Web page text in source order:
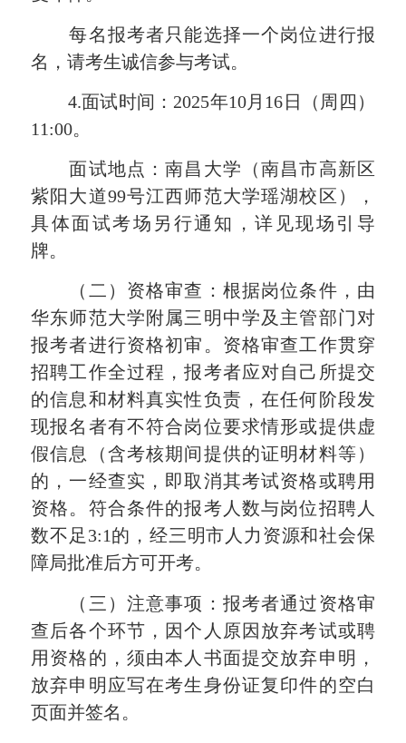
每名报考者只能选择一个岗位进行报
名，请考生诚信参与考试。
4.面试时间：2025年10月16日（周四）
11:00。
面试地点：南昌大学（南昌市高新区
紫阳大道99号江西师范大学瑶湖校区），
具体面试考场另行通知，详见现场引导
牌。
（二）资格审查：根据岗位条件，由
华东师范大学附属三明中学及主管部门对
报考者进行资格初审。资格审查工作贯穿
招聘工作全过程，报考者应对自己所提交
的信息和材料真实性负责，在任何阶段发
现报名者有不符合岗位要求情形或提供虚
假信息（含考核期间提供的证明材料等）
的，一经查实，即取消其考试资格或聘用
资格。符合条件的报考人数与岗位招聘人
数不足3:1的，经三明市人力资源和社会保
障局批准后方可开考。
（三）注意事项：报考者通过资格审
查后各个环节，因个人原因放弃考试或聘
用资格的，须由本人书面提交放弃申明，
放弃申明应写在考生身份证复印件的空白
页面并签名。